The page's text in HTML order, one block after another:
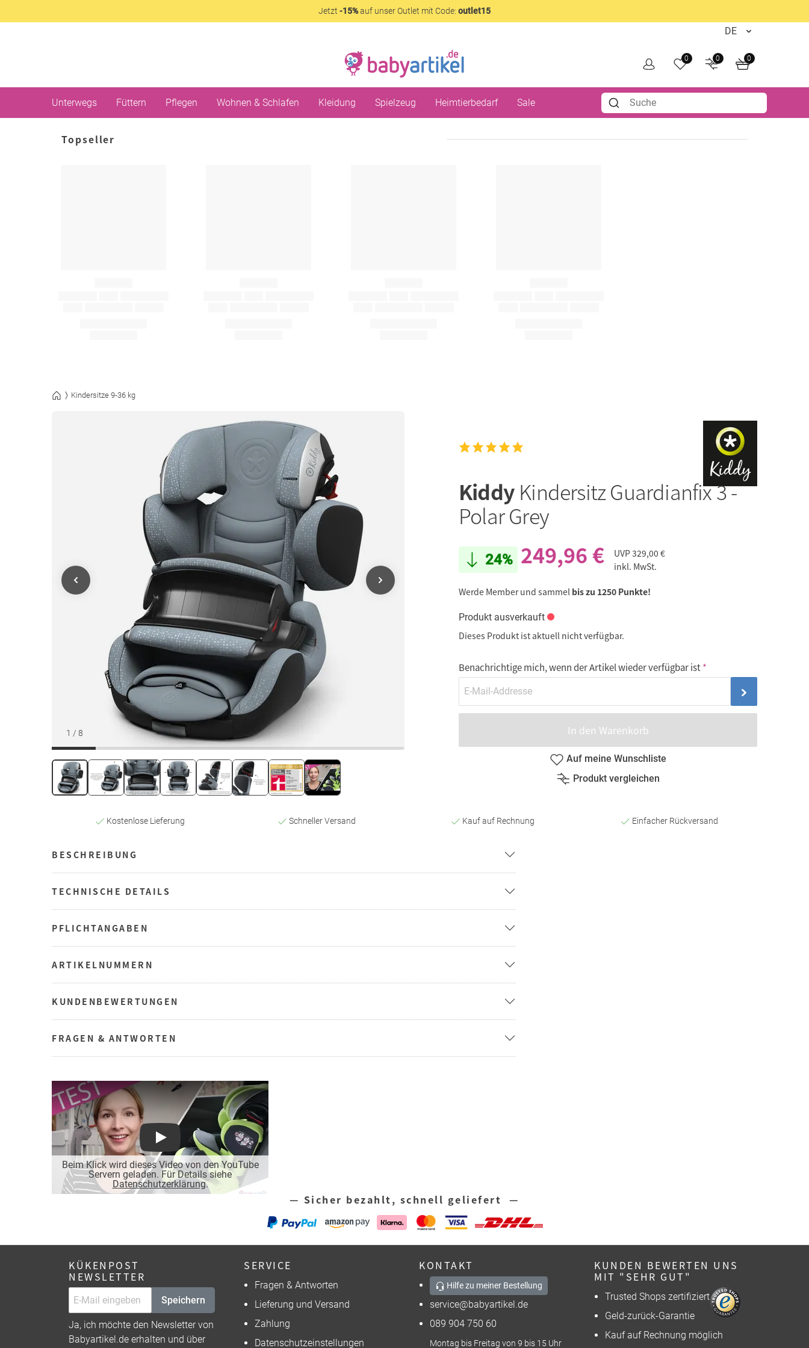
Jetzt -15%auf unser Outlet mit Code: outlet15
0 0 0
Unterwegs Füttern Pflegen Wohnen & Schlafen Kleidung Spielzeug Heimtierbedarf Sale
Topseller
Kindersitze 9-36 kg
1 / 8
Kiddy Kindersitz Guardianfix 3 -
Polar Grey
24% 249,96 € UVP329,00 €
inkl. MwSt.
Werde Member und sammel bis zu 1250 Punkte!
Produkt ausverkauft
Dieses Produkt ist aktuell nicht verfügbar.
Benachrichtige mich, wenn der Artikel wieder verfügbar ist
In den Warenkorb
Auf meine Wunschliste
Produkt vergleichen
Kostenlose Lieferung Schneller Versand Kauf auf Rechnung Einfacher Rückversand
BESCHREIBUNG
TECHNISCHE DETAILS
PFLICHTANGABEN
ARTIKELNUMMERN
KUNDENBEWERTUNGEN
FRAGEN & ANTWORTEN
Beim Klick wird dieses Video von den YouTube
Servern geladen. Für Details siehe
Datenschutzerklärung.
Play
— Sicher bezahlt, schnell geliefert —
KÜKENPOST
NEWSLETTER
Speichern
Ja, ich möchte den Newsletter von
Babyartikel.de erhalten und über
SERVICE
Fragen & Antworten
Lieferung und Versand
Zahlung
Datenschutzeinstellungen
KONTAKT
Hilfe zu meiner Bestellung
service@babyartikel.de
089 904 750 60
Montag bis Freitag von 9 bis 15 Uhr
KUNDEN BEWERTEN UNS
MIT "SEHR GUT"
Trusted Shops zertifiziert
Geld-zurück-Garantie
Kauf auf Rechnung möglich